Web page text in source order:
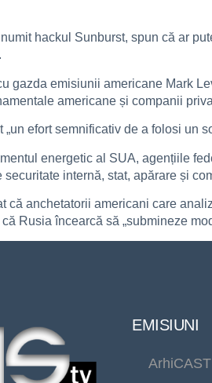
hackul Sunburst, spun că ar
gazda emisiunii americane Mark
americane și companii
„un efort semnificativ de a folosi un
energetic al SUA, agențiile
internă, stat, apărare și
că anchetatorii americani care
Rusia încearcă să „submineze
EMISIUNI
ArhiCAST